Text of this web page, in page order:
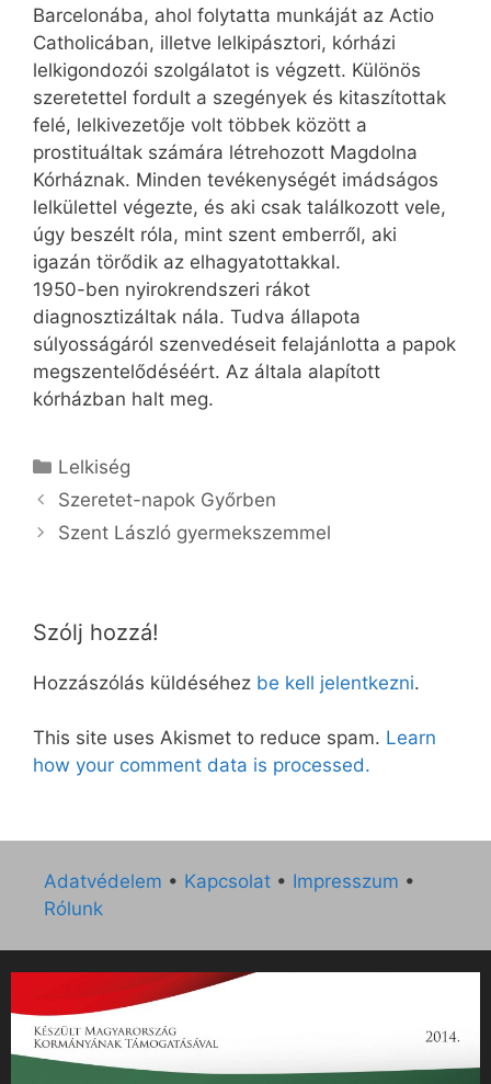
Barcelonába, ahol folytatta munkáját az Actio
Catholicában, illetve lelkipásztori, kórházi
lelkigondozói szolgálatot is végzett. Különös
szeretettel fordult a szegények és kitaszítottak
felé, lelkivezetője volt többek között a
prostituáltak számára létrehozott Magdolna
Kórháznak. Minden tevékenységét imádságos
lelkülettel végezte, és aki csak találkozott vele,
úgy beszélt róla, mint szent emberről, aki
igazán törődik az elhagyatottakkal.
1950-ben nyirokrendszeri rákot
diagnosztizáltak nála. Tudva állapota
súlyosságáról szenvedéseit felajánlotta a papok
megszentelődéséért. Az általa alapított
kórházban halt meg.
Kategória
Lelkiség
Szeretet-napok Győrben
Szent László gyermekszemmel
Szólj hozzá!
Hozzászólás küldéséhez be kell jelentkezni.
This site uses Akismet to reduce spam. Learn
how your comment data is processed.
Adatvédelem • Kapcsolat • Impresszum •
Rólunk